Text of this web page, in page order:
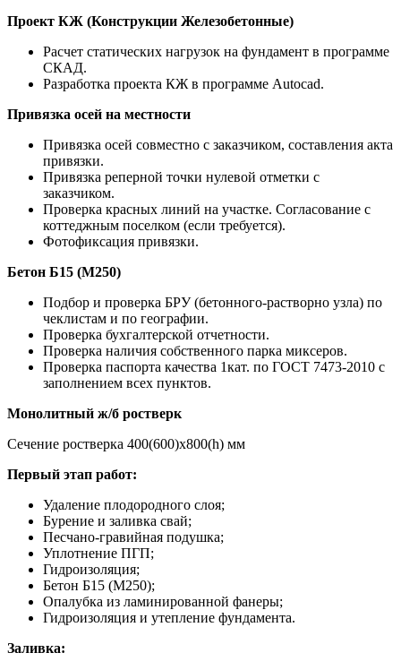
Проект КЖ (Конструкции Железобетонные)
Расчет статических нагрузок на фундамент в программе
СКАД.
Разработка проекта КЖ в программе Autocad.
Привязка осей на местности
Привязка осей совместно с заказчиком, составления акта
привязки.
Привязка реперной точки нулевой отметки с
заказчиком.
Проверка красных линий на участке. Согласование с
коттеджным поселком (если требуется).
Фотофиксация привязки.
Бетон Б15 (М250)
Подбор и проверка БРУ (бетонного-растворно узла) по
чеклистам и по географии.
Проверка бухгалтерской отчетности.
Проверка наличия собственного парка миксеров.
Проверка паспорта качества 1кат. по ГОСТ 7473-2010 с
заполнением всех пунктов.
Монолитный ж/б ростверк
Сечение ростверка 400(600)х800(h) мм
Первый этап работ:
Удаление плодородного слоя;
Бурение и заливка свай;
Песчано-гравийная подушка;
Уплотнение ПГП;
Гидроизоляция;
Бетон Б15 (М250);
Опалубка из ламинированной фанеры;
Гидроизоляция и утепление фундамента.
Заливка: